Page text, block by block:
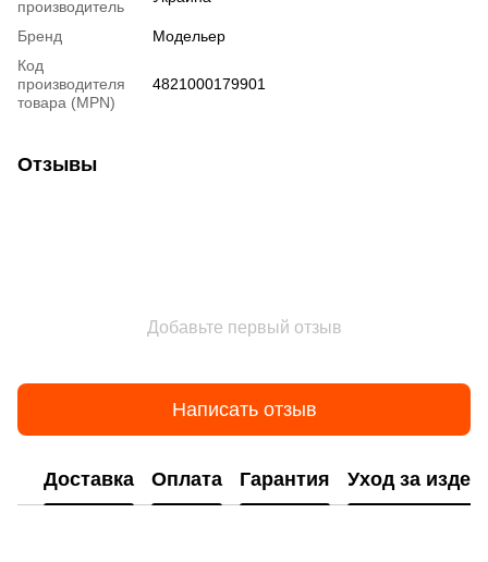
производитель
Бренд
Модельер
Код
производителя
товара (MPN)
4821000179901
Отзывы
Добавьте первый отзыв
Написать отзыв
Доставка Оплата Гарантия Уход за